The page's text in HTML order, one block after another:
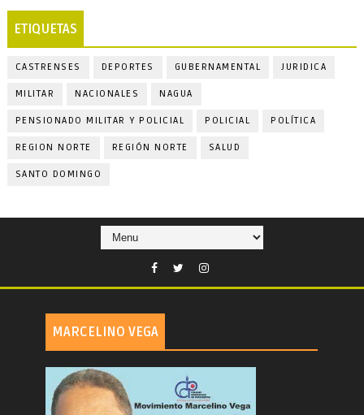
ETIQUETAS
CASTRENSES DEPORTES GUBERNAMENTAL JURIDICA
MILITAR NACIONALES NAGUA
PENSIONADO MILITAR Y POLICIAL POLICIAL POLÍTICA
REGION NORTE REGIÓN NORTE SALUD
SANTO DOMINGO
MARCELINO VEGA